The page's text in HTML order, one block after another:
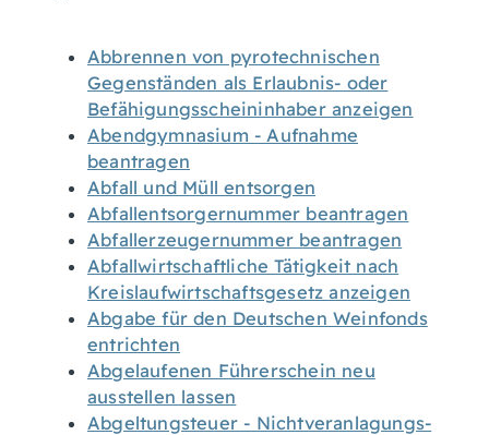
Abbrennen von pyrotechnischen
Gegenständen als Erlaubnis- oder
Befähigungsscheininhaber anzeigen
Abendgymnasium - Aufnahme
beantragen
Abfall und Müll entsorgen
Abfallentsorgernummer beantragen
Abfallerzeugernummer beantragen
Abfallwirtschaftliche Tätigkeit nach
Kreislaufwirtschaftsgesetz anzeigen
Abgabe für den Deutschen Weinfonds
entrichten
Abgelaufenen Führerschein neu
ausstellen lassen
Abgeltungsteuer - Nichtveranlagungs-